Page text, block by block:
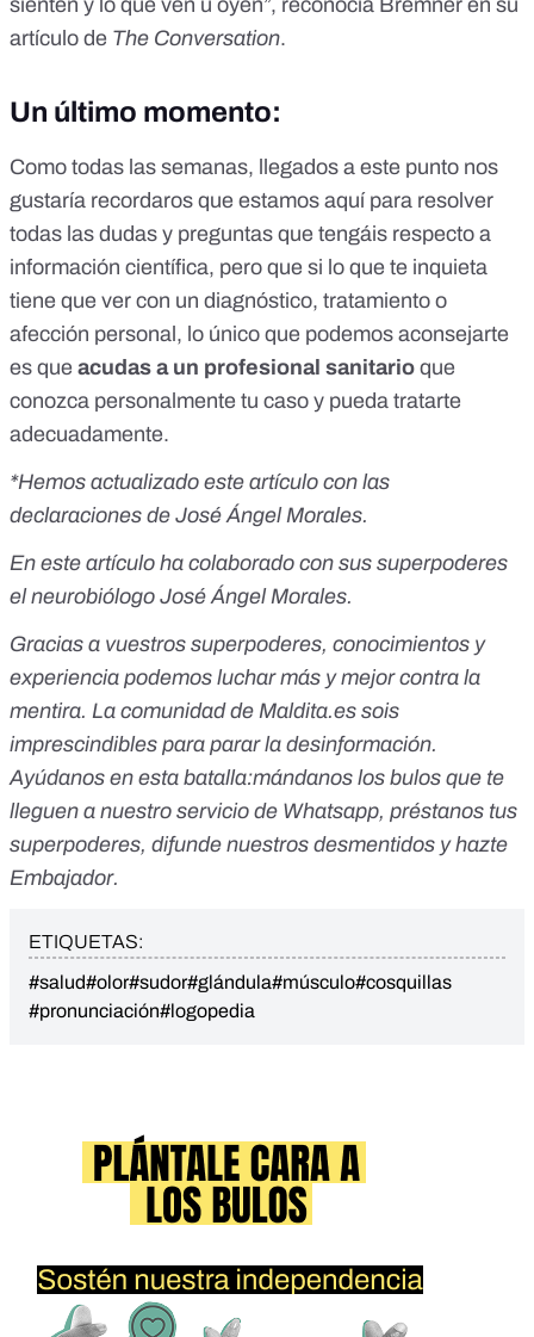
sienten y lo que ven u oyen”, reconocía Bremner en su
artículo de The Conversation.
Un último momento:
Como todas las semanas, llegados a este punto nos
gustaría recordaros que estamos aquí para resolver
todas las dudas y preguntas que tengáis respecto a
información científica, pero que si lo que te inquieta
tiene que ver con un diagnóstico, tratamiento o
afección personal, lo único que podemos aconsejarte
es que acudas a un profesional sanitario que
conozca personalmente tu caso y pueda tratarte
adecuadamente.
*Hemos actualizado este artículo con las
declaraciones de José Ángel Morales.
En este artículo ha colaborado con sus superpoderes
el neurobiólogo José Ángel Morales.
Gracias a vuestros superpoderes, conocimientos y
experiencia podemos luchar más y mejor contra la
mentira. La comunidad de Maldita.es sois
imprescindibles para parar la desinformación.
Ayúdanos en esta batalla:mándanos los bulos que te
lleguen a nuestro servicio de Whatsapp, préstanos tus
superpoderes, difunde nuestros desmentidos yhazte
Embajador.
ETIQUETAS:
#salud#olor#sudor#glándula#músculo#cosquillas
#pronunciación#logopedia